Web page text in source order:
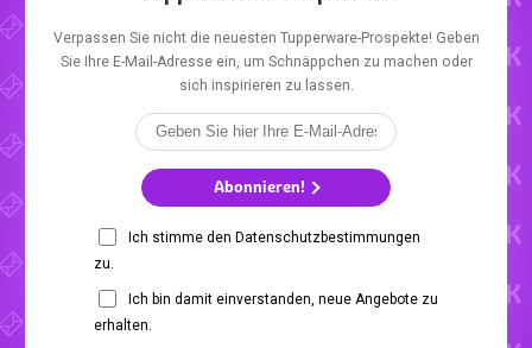
Verpassen Sie nicht die neuesten Tupperware-Prospekte! Geben
Sie Ihre E-Mail-Adresse ein, um Schnäppchen zu machen oder
sich inspirieren zu lassen.
Abonnieren!
Ich stimme den Datenschutzbestimmungen
zu.
Ich bin damit einverstanden, neue Angebote zu
erhalten.